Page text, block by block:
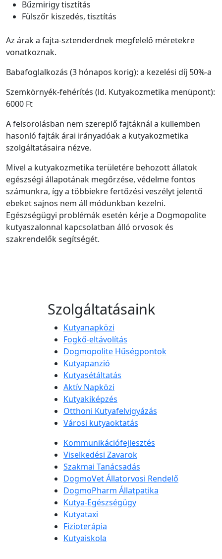
Bűzmirigy tisztítás
Fülszőr kiszedés, tisztítás
Az árak a fajta-sztenderdnek megfelelő méretekre
vonatkoznak.
Babafoglalkozás (3 hónapos korig): a kezelési díj 50%-a
Szemkörnyék-fehérítés (ld. Kutyakozmetika menüpont):
6000 Ft
A felsorolásban nem szereplő fajtáknál a küllemben
hasonló fajták árai irányadóak a kutyakozmetika
szolgáltatásaira nézve.
Mivel a kutyakozmetika területére behozott állatok
egészségi állapotának megőrzése, védelme fontos
számunkra, így a többiekre fertőzési veszélyt jelentő
ebeket sajnos nem áll módunkban kezelni.
Egészségügyi problémák esetén kérje a Dogmopolite
kutyaszalonnal kapcsolatban álló orvosok és
szakrendelők segítségét.
Szolgáltatásaink
Kutyanapközi
Fogkő-eltávolítás
Dogmopolite Hűségpontok
Kutyapanzió
Kutyasétáltatás
Aktív Napközi
Kutyakiképzés
Otthoni Kutyafelvigyázás
Városi kutyaoktatás
Kommunikációfejlesztés
Viselkedési Zavarok
Szakmai Tanácsadás
DogmoVet Állatorvosi Rendelő
DogmoPharm Állatpatika
Kutya-Egészségügy
Kutyataxi
Fizioterápia
Kutyaiskola